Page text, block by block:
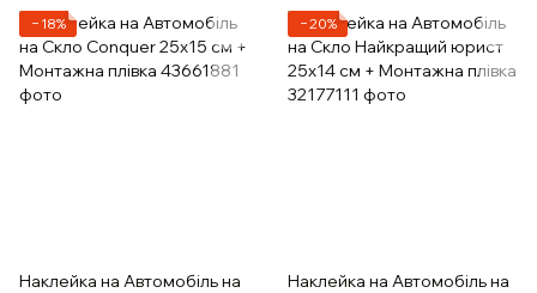
−18%
Наклейка на Автомобіль на
−20%
Наклейка на Автомобіль на